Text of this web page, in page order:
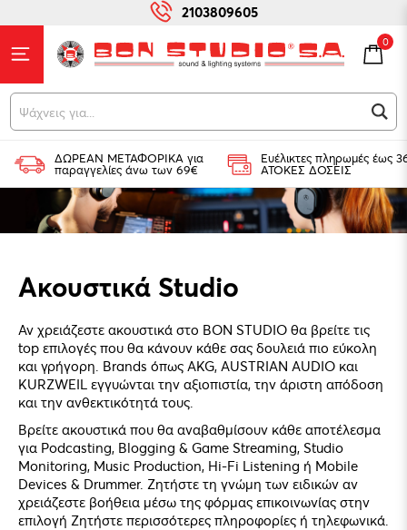
2103809605
0
Ψάχ
ΔΩΡΕΑΝ ΜΕΤΑΦΟΡΙΚΑ για
παραγγελίες άνω των 69€
Ευέλικτες πληρωμές έως
ΑΤΟΚΕΣ ΔΟΣΕΙΣ
Ακουστικά Studio
Αν χρειάζεστε ακουστικά στο BON STUDIO θα βρείτε τις
top επιλογές που θα κάνουν κάθε σας δουλειά πιο εύκολη
και γρήγορη. Brands όπως AKG, AUSTRIAN AUDIO και
KURZWEIL εγγυώνται την αξιοπιστία, την άριστη απόδοση
και την ανθεκτικότητά τους.
Βρείτε ακουστικά που θα αναβαθμίσουν κάθε αποτέλεσμα
για Podcasting, Blogging & Game Streaming, Studio
Monitoring, Music Production, Hi-Fi Listening ή Mobile
Devices & Drummer. Ζητήστε τη γνώμη των ειδικών αν
χρειάζεστε βοήθεια μέσω της φόρμας επικοινωνίας στην
επιλογή Ζητήστε περισσότερες πληροφορίες ή τηλεφωνικά.